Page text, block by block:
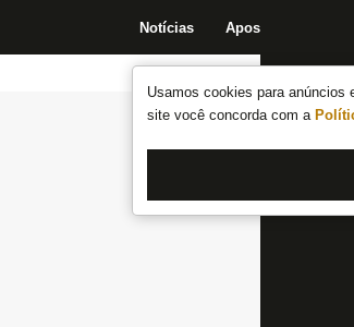
Usamos cookies para anúncios
site você concorda com a
Notícias Apostas